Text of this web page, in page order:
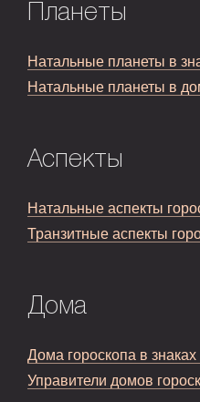
Планеты
Натальные планеты в
Натальные планеты в
Аспекты
Натальные аспекты
Транзитные аспекты
Дома
Дома гороскопа в знаках
Управители домов